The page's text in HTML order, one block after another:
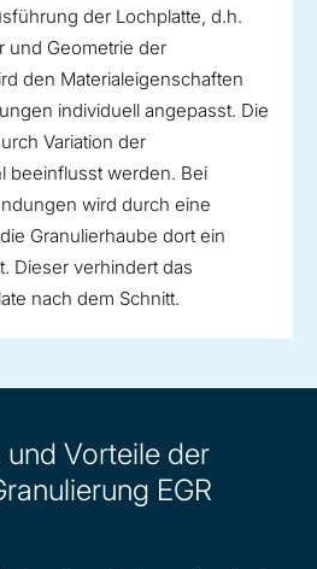
der Lochplatte, d.h.
und Geometrie der
den Materialeigenschaften
individuell angepasst. Die
Variation der
beeinflusst werden. Bei
wird durch eine
Granulierhaube dort ein
Dieser verhindert das
nach dem Schnitt.
Vorteile der
EGR